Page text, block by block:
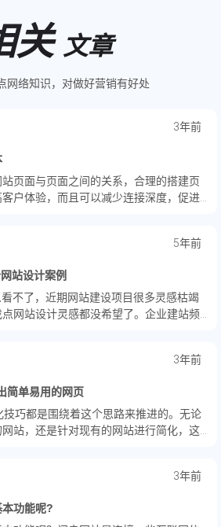
关 文章
网络知识，对做好营销有好处
3年前
页面与页面之间的关系，合理的搭建页
户体验，而且可以减少连接深度，促进
5年前
站设计案例
不了，近期网站建设项目很多灵感枯竭
网站设计灵感都没希望了。企业建站​频
3年前
简单易用的网页
巧都是围绕着这个思路来推进的。无论
站，还是针对现有的网站进行简化，这
3年前
功能呢?